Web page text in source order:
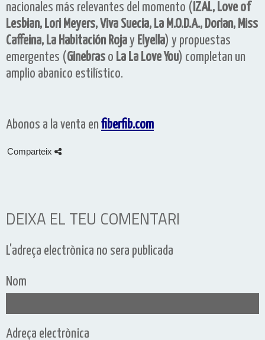
nacionales más relevantes del momento ( IZAL, Love of
Lesbian, Lori Meyers, Viva Suecia, La M.O.D.A., Dorian, Miss
Caffeina, La Habitación Rojay Elyella) y propuestas
emergentes (Ginebras o La La Love You) completan un
amplio abanico estilístico.
Abonos a la venta en fiberfib.com
Comparteix
DEIXA EL TEU COMENTARI
L'adreça electrònica no sera publicada
Nom
Adreça electrònica